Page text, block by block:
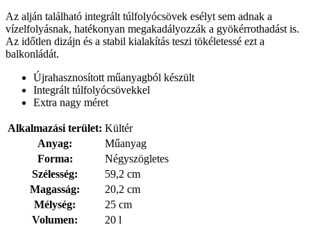
Az alján található integrált túlfolyócsövek esélyt sem adnak a
vízelfolyásnak, hatékonyan megakadályozzák a gyökérrothadást is.
Az időtlen dizájn és a stabil kialakítás teszi tökéletessé ezt a
balkonládát.
Újrahasznosított műanyagból készült
Integrált túlfolyócsövekkel
Extra nagy méret
Alkalmazási terület: Kültér
Anyag:
Műanyag
Forma:
Négyszögletes
Szélesség:
59,2 cm
Magasság:
20,2 cm
Mélység:
25 cm
Volumen:
20 l